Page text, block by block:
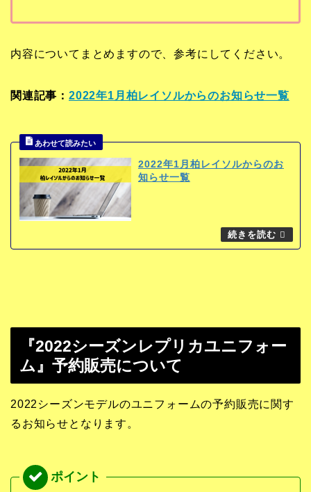
内容についてまとめますので、参考にしてください。
関連記事： 2022年1月柏レイソルからのお知らせ一覧
2022年1月柏レイソルからのお
知らせ一覧
『2022シーズンレプリカユニフォー
ム』予約販売について
2022シーズンモデルのユニフォームの予約販売に関す
るお知らせとなります。